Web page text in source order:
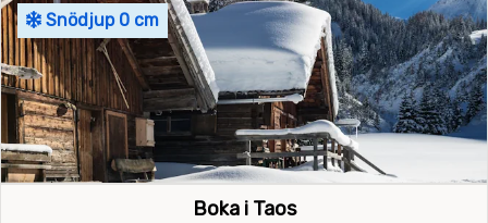
Snödjup 0 cm
Boka i Taos